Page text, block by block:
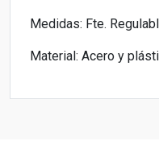
Medidas: Fte.
Material: Acero y